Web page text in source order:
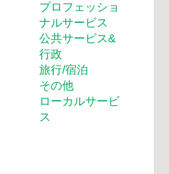
プロフェッショ
ナルサービス
公共サービス&
行政
旅行/宿泊
その他
ローカルサービ
ス